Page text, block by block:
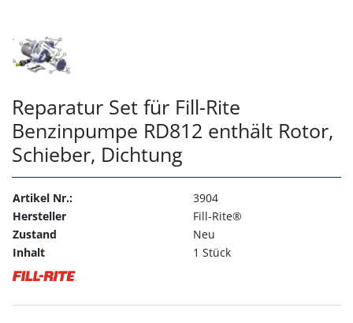
Reparatur Set für Fill-Rite
Benzinpumpe RD812 enthält Rotor,
Schieber, Dichtung
Artikel Nr.:
3904
Hersteller
Fill-Rite®
Zustand
Neu
Inhalt
1 Stück